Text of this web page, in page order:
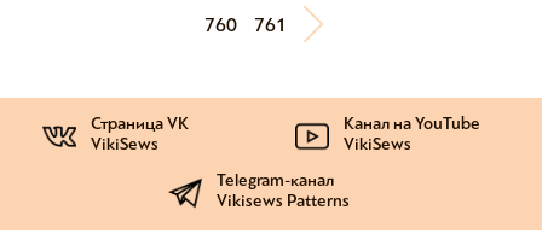
760 761
Страница VK
VikiSews
Канал на YouTube
VikiSews
Telegram-канал
Vikisews Patterns